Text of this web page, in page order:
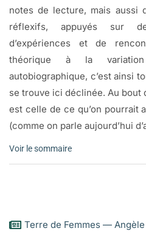
notes de lecture, mais aussi
réflexifs, appuyés sur
d’expériences et de
théorique à la
autobiographique, c’est ainsi
se trouve ici déclinée. Au bout
est celle de ce qu’on pourrait
(comme on parle aujourd’hui
Voir le sommaire
Terre de Femmes —